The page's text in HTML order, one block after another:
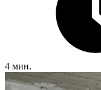
4 мин.